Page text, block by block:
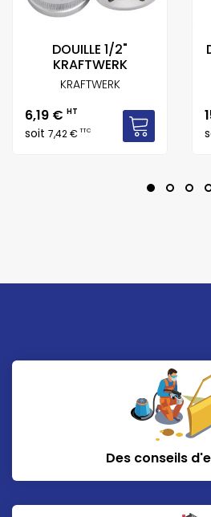
DOUILLE 1/2"
KRAFTWERK
KRAFTWERK
Prix
6,19 € HT
soit 7,42 €TTC
Des conseils